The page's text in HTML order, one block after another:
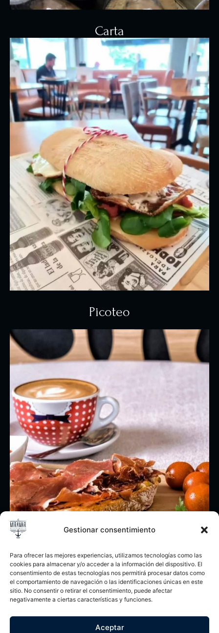
Gestionar consentimiento
Para ofrecer las mejores experiencias, utilizamos tecnologías como las
cookies para almacenar y/o acceder a la información del dispositivo. El
consentimiento de estas tecnologías nos permitirá procesar datos como
el comportamiento de navegación o las identificaciones únicas en este
sitio. No consentir o retirar el consentimiento, puede afectar
negativamente a ciertas características y funciones.
Aceptar
Carta
Picoteo
Desayuno